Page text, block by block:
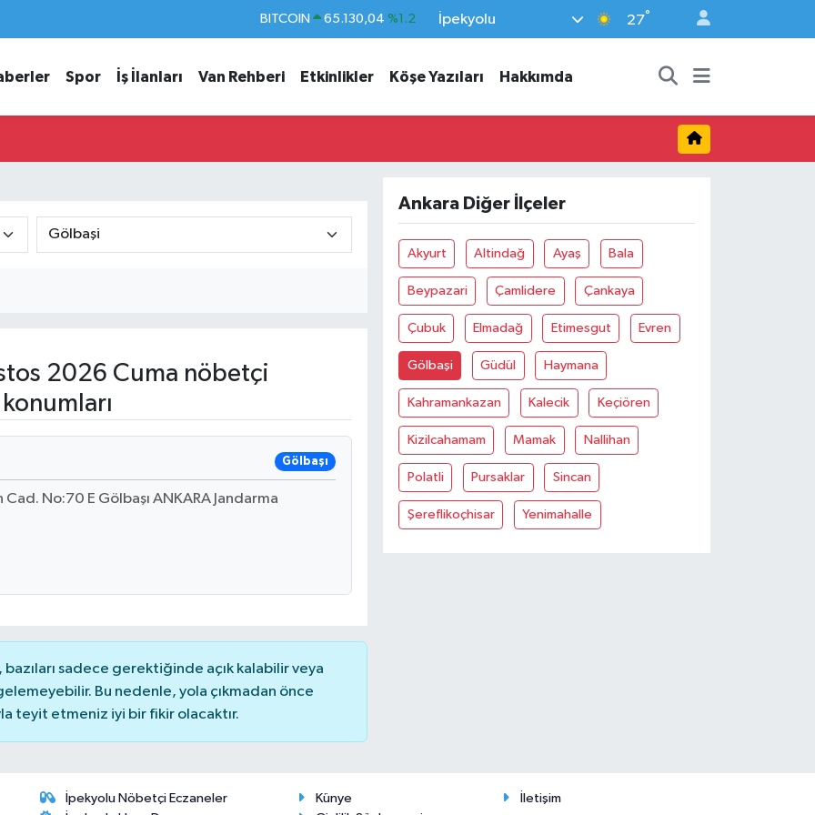
BITCOIN 65.130,04 %1.2
EURO 55,1652 %0.27
STERLİN 64,4046 %0.35
İpekyolu 27°
Spor İş İlanları Van Rehberi Etkinlikler Köşe Yazıları Hakkımda
2026 Cuma nöbetçi
Gölbaşı
No:70 E Gölbaşı ANKARA Jandarma
sadece gerektiğinde açık kalabilir veya
Bu nedenle, yola çıkmadan önce
teyit etmeniz iyi bir fikir olacaktır.
Ankara Diğer İlçeler
Akyurt Altindağ Ayaş Bala
Beypazari Çamlidere Çankaya
Çubuk Elmadağ Etimesgut Evren
Gölbaşi Güdül Haymana
Kahramankazan Kalecik Keçiören
Kizilcahamam Mamak Nallihan
Polatli Pursaklar Sincan
Şereflikoçhisar Yenimahalle
İpekyolu Nöbetçi Eczaneler
Künye
İletişim